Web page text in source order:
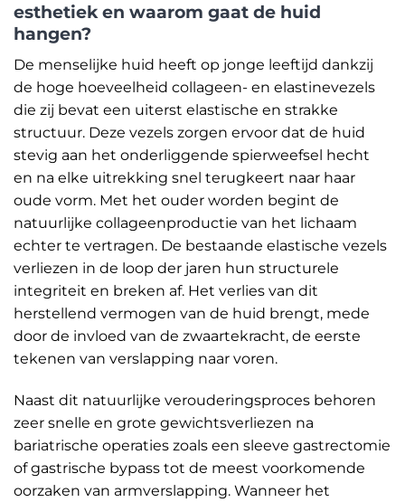
esthetiek en waarom gaat de huid
hangen?
De menselijke huid heeft op jonge leeftijd dankzij
de hoge hoeveelheid collageen- en elastinevezels
die zij bevat een uiterst elastische en strakke
structuur. Deze vezels zorgen ervoor dat de huid
stevig aan het onderliggende spierweefsel hecht
en na elke uitrekking snel terugkeert naar haar
oude vorm. Met het ouder worden begint de
natuurlijke collageenproductie van het lichaam
echter te vertragen. De bestaande elastische vezels
verliezen in de loop der jaren hun structurele
integriteit en breken af. Het verlies van dit
herstellend vermogen van de huid brengt, mede
door de invloed van de zwaartekracht, de eerste
tekenen van verslapping naar voren.
Naast dit natuurlijke verouderingsproces behoren
zeer snelle en grote gewichtsverliezen na
bariatrische operaties zoals een sleeve gastrectomie
of gastrische bypass tot de meest voorkomende
oorzaken van armverslapping. Wanneer het